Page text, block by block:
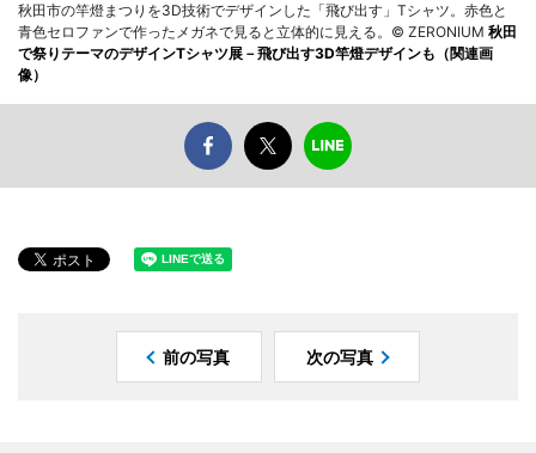
秋田市の竿燈まつりを3D技術でデザインした「飛び出す」Tシャツ。赤色と
青色セロファンで作ったメガネで見ると立体的に見える。© ZERONIUM 秋田
で祭りテーマのデザインTシャツ展－飛び出す3D竿燈デザインも（関連画
像）
前の写真 次の写真